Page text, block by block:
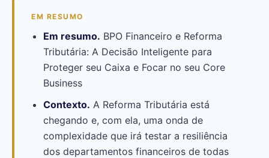
EM RESUMO
Em resumo. BPO Financeiro e Reforma
Tributária: A Decisão Inteligente para
Proteger seu Caixa e Focar no seu Core
Business
Contexto. A Reforma Tributária está
chegando e, com ela, uma onda de
complexidade que irá testar a resiliência
dos departamentos financeiros de todas